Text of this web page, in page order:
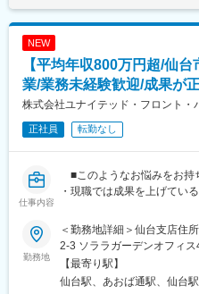
変更の範囲：会社の定める
■提案いただく商品について
「Aシェア」は、都心の物件
できる商品です。対象は東
心斎橋、福岡・天神などで
少性、低い空室率、管理コ
ます。
顧客を探し回るのではなく
し、求められる商材を提案
■評価・インセンティブにつ
成約率は約3割、単価は小口
す。・下限想定：年間100
200万円程・成果を創出し
月給(月額)は固定手当を含め
NEW
【平均年収800万円超/仙
業/業務未経験歓迎/成果が
株式会社ユナイテッド・フロント・
正社員 転勤なし
仕事内容
■このようなお悩みをお持
・現職では成果を上げてい
・毎年安定した昇給はある
メージを持ちにくい
・経営者との折衝経験を活
したい
・自身の成果や努力が、正
勤務地
＜勤務地詳細＞仙台支店住
2-3 ソララガーデンオフィス
策：敷地内全面禁煙変更の
【最寄り駅】
仙台駅、あおば通駅、仙台